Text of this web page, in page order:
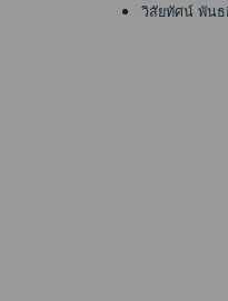
วิสัยทัศน์ พัน